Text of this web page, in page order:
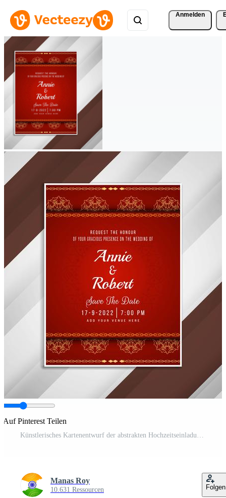
Anmelden
Auf Pinterest Teilen
Künstlerisches Kartenentwurf der abstrakten Hochzeitseinladung Kostenloser Vektor
Manas Roy
10.631 Ressourcen Folgen